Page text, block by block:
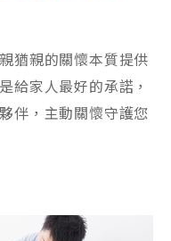
猶親的關懷本質提供
給家人最好的承諾，
伴，主動關懷守護您